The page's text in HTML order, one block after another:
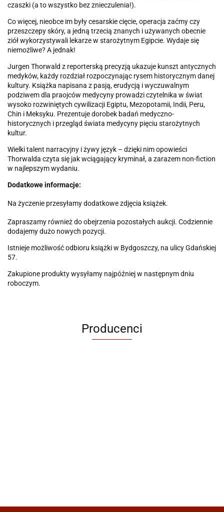
czaszki (a to wszystko bez znieczulenia!).
Co więcej, nieobce im były cesarskie cięcie, operacja zaćmy czy
przeszczepy skóry, a jedną trzecią znanych i używanych obecnie
ziół wykorzystywali lekarze w starożytnym Egipcie. Wydaje się
niemożliwe? A jednak!
Jurgen Thorwald z reporterską precyzją ukazuje kunszt antycznych
medyków, każdy rozdział rozpoczynając rysem historycznym danej
kultury. Książka napisana z pasją, erudycją i wyczuwalnym
podziwem dla praojców medycyny prowadzi czytelnika w świat
wysoko rozwiniętych cywilizacji Egiptu, Mezopotamii, Indii, Peru,
Chin i Meksyku. Prezentuje dorobek badań medyczno-
historycznych i przegląd świata medycyny pięciu starożytnych
kultur.
Wielki talent narracyjny i żywy język – dzięki nim opowieści
Thorwalda czyta się jak wciągający kryminał, a zarazem non-fiction
w najlepszym wydaniu.
Dodatkowe informacje:
Na życzenie przesyłamy dodatkowe zdjęcia książek.
Zapraszamy również do obejrzenia pozostałych aukcji. Codziennie
dodajemy dużo nowych pozycji.
Istnieje możliwość odbioru książki w Bydgoszczy, na ulicy Gdańskiej
57.
Zakupione produkty wysyłamy najpóźniej w następnym dniu
roboczym.
Producenci